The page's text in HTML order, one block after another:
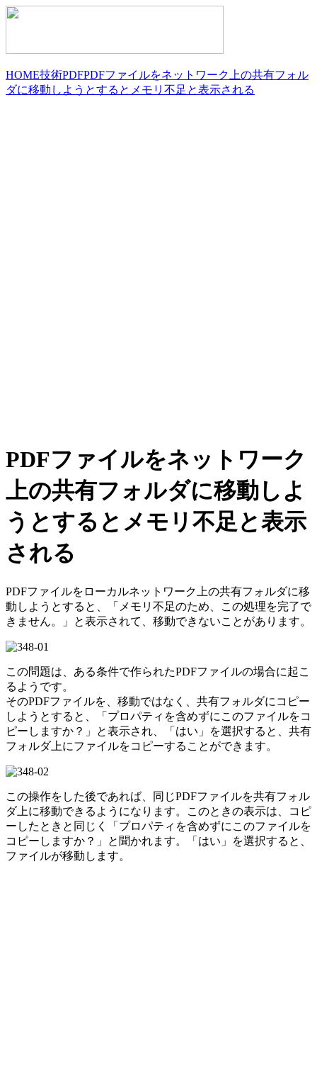
HOME技術PDFPDFファイルをネットワーク上の共有フォル
ダに移動しようとするとメモリ不足と表示される
PDFファイルをネットワーク
上の共有フォルダに移動しよ
うとするとメモリ不足と表示
される
PDFファイルをローカルネットワーク上の共有フォルダに移
動しようとすると、「メモリ不足のため、この処理を完了で
きません。」と表示されて、移動できないことがあります。
この問題は、ある条件で作られたPDFファイルの場合に起こ
るようです。
そのPDFファイルを、移動ではなく、共有フォルダにコピー
しようとすると、「プロパティを含めずにこのファイルをコ
ピーしますか？」と表示され、「はい」を選択すると、共有
フォルダ上にファイルをコピーすることができます。
この操作をした後であれば、同じPDFファイルを共有フォル
ダ上に移動できるようになります。このときの表示は、コピ
ーしたときと同じく「プロパティを含めずにこのファイルを
コピーしますか？」と聞かれます。「はい」を選択すると、
ファイルが移動します。